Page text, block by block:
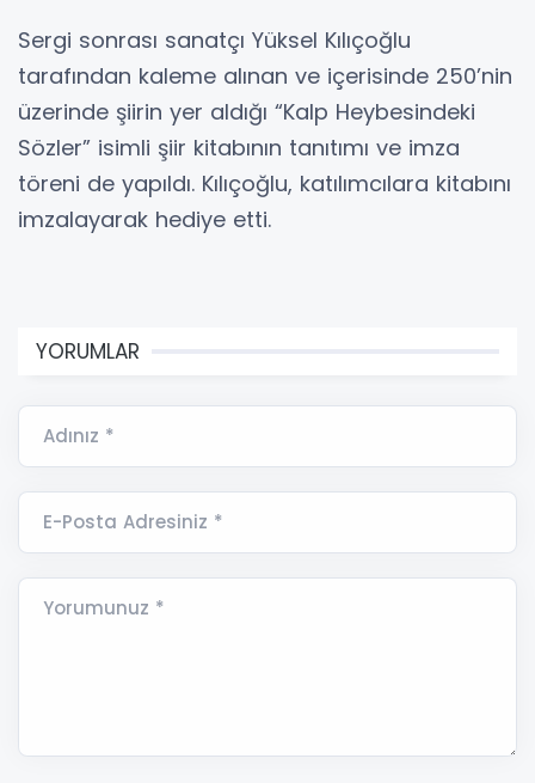
Sergi sonrası sanatçı Yüksel Kılıçoğlu
tarafından kaleme alınan ve içerisinde 250’nin
üzerinde şiirin yer aldığı “Kalp Heybesindeki
Sözler” isimli şiir kitabının tanıtımı ve imza
töreni de yapıldı. Kılıçoğlu, katılımcılara kitabını
imzalayarak hediye etti.
YORUMLAR
Adınız *
E-Posta Adresiniz *
Yorumunuz *